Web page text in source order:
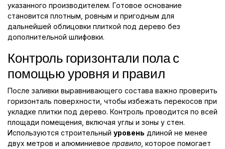
указанного производителем. Готовое основание
становится плотным, ровным и пригодным для
дальнейшей облицовки плиткой под дерево без
дополнительной шлифовки.
Контроль горизонтали пола с
помощью уровня и правил
После заливки выравнивающего состава важно проверить
горизонталь поверхности, чтобы избежать перекосов при
укладке плитки под дерево. Контроль проводится по всей
площади помещения, включая углы и зоны у стен.
Используются строительный уровень длиной не менее
двух метров и алюминиевое правило , которое помогает